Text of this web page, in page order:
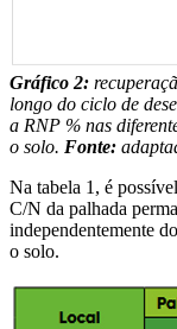
Gráfico 2:
longo do ciclo de
a RNP % nas
o solo. Fonte:
Na tabela 1, é
C/N da palhada
independentemente
o solo.